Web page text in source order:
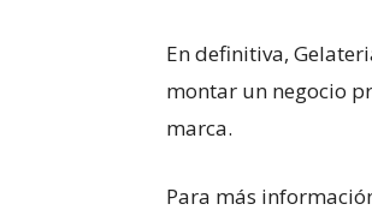
En definitiva,
montar un negocio
marca.
Para más